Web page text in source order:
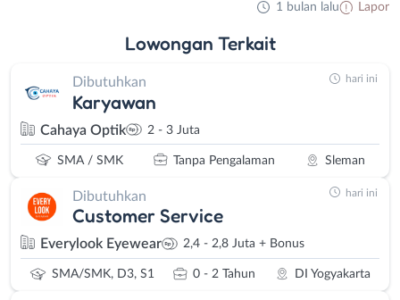
1 bulan lalu Lapor
Lowongan Terkait
Dibutuhkan
Karyawan
Cahaya Optik 2 - 3 Juta
SMA / SMK Tanpa Pengalaman Sleman
hari ini
Dibutuhkan
Customer Service
Everylook Eyewear 2,4 - 2,8 Juta + Bonus
SMA/SMK, D3, S1 0 - 2 Tahun DI Yogyakarta
hari ini